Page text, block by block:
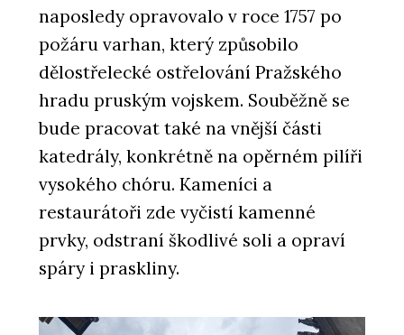
naposledy opravovalo v roce 1757 po
požáru varhan, který způsobilo
dělostřelecké ostřelování Pražského
hradu pruským vojskem. Souběžně se
bude pracovat také na vnější části
katedrály, konkrétně na opěrném pilíři
vysokého chóru. Kameníci a
restaurátoři zde vyčistí kamenné
prvky, odstraní škodlivé soli a opraví
spáry i praskliny.